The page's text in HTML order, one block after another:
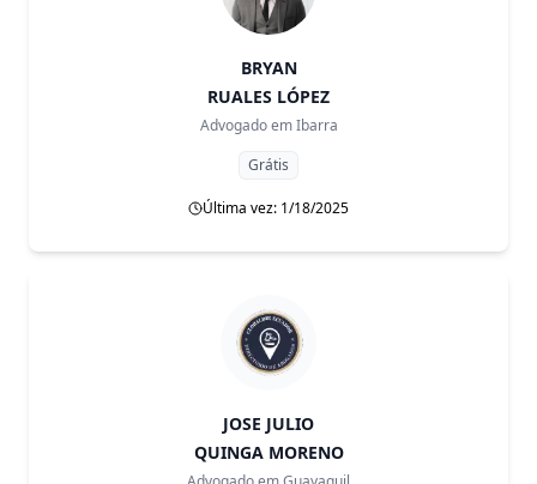
BRYAN
RUALES LÓPEZ
Advogado em Ibarra
Grátis
Última vez: 1/18/2025
JOSE JULIO
QUINGA MORENO